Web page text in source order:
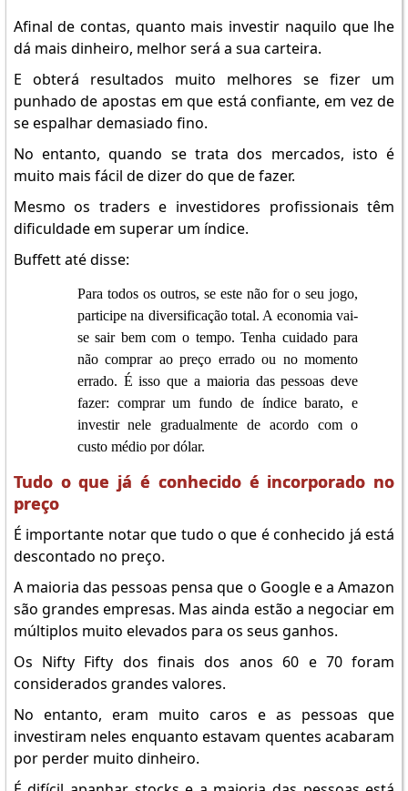
Afinal de contas, quanto mais investir naquilo que lhe
dá mais dinheiro, melhor será a sua carteira.
E obterá resultados muito melhores se fizer um
punhado de apostas em que está confiante, em vez de
se espalhar demasiado fino.
No entanto, quando se trata dos mercados, isto é
muito mais fácil de dizer do que de fazer.
Mesmo os traders e investidores profissionais têm
dificuldade em superar um índice.
Buffett até disse:
Para todos os outros, se este não for o seu jogo,
participe na diversificação total. A economia vai-
se sair bem com o tempo. Tenha cuidado para
não comprar ao preço errado ou no momento
errado. É isso que a maioria das pessoas deve
fazer: comprar um fundo de índice barato, e
investir nele gradualmente de acordo com o
custo médio por dólar.
Tudo o que já é conhecido é incorporado no
preço
É importante notar que tudo o que é conhecido já está
descontado no preço.
A maioria das pessoas pensa que o Google e a Amazon
são grandes empresas. Mas ainda estão a negociar em
múltiplos muito elevados para os seus ganhos.
Os Nifty Fifty dos finais dos anos 60 e 70 foram
considerados grandes valores.
No entanto, eram muito caros e as pessoas que
investiram neles enquanto estavam quentes acabaram
por perder muito dinheiro.